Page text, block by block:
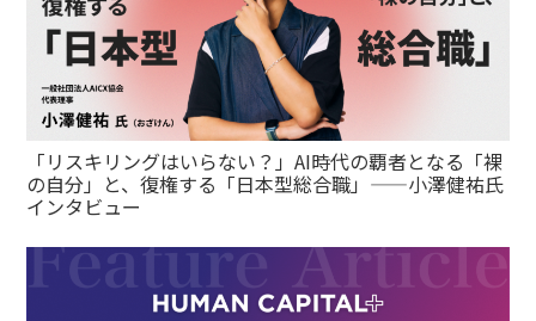
「リスキリングはいらない？」AI時代の覇者となる「裸
の自分」と、復権する「日本型総合職」——小澤健祐氏
インタビュー